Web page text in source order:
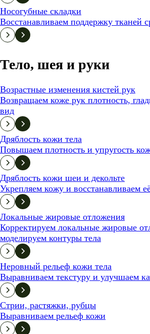
Носогубные складки
Восстанавливаем поддержку тканей
Тело, шея и руки
Возрастные изменения кистей рук
Возвращаем коже рук плотность,
вид
Дряблость кожи тела
Повышаем плотность и упругость
Дряблость кожи шеи и декольте
Укрепляем кожу и восстанавливаем
Локальные жировые отложения
Корректируем локальные жировые
моделируем контуры тела
Неровный рельеф кожи тела
Выравниваем текстуру и улучшаем
Стрии, растяжки, рубцы
Выравниваем рельеф кожи